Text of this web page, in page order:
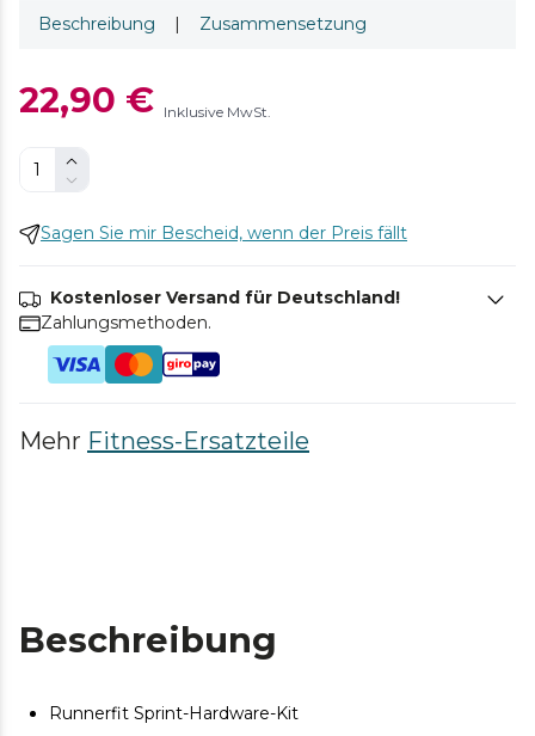
Beschreibung | Zusammensetzung
22,90 € Inklusive MwSt.
Sagen Sie mir Bescheid, wenn der Preis fällt
Kostenloser Versand für Deutschland!
Zahlungsmethoden.
Mehr Fitness-Ersatzteile
Beschreibung
Runnerfit Sprint-Hardware-Kit